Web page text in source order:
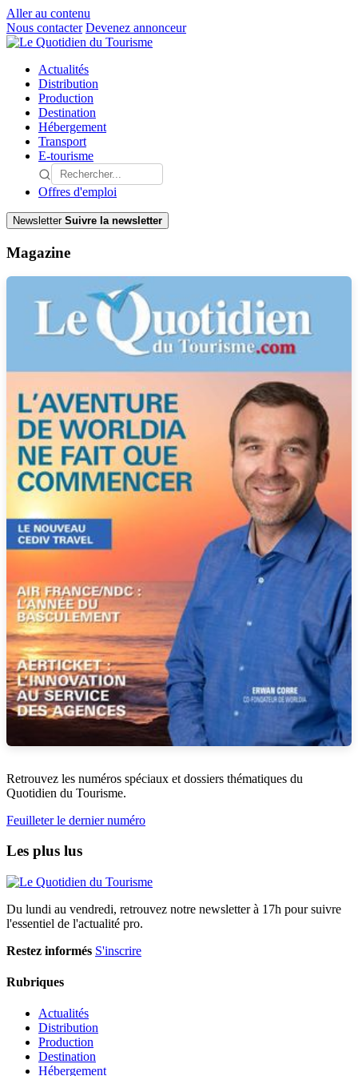
Aller au contenu
Nous contacter Devenez annonceur
Actualités
Distribution
Production
Destination
Hébergement
Transport
E-tourisme
Offres d'emploi
Newsletter Suivre la newsletter
Magazine
Retrouvez les numéros spéciaux et dossiers thématiques du
Quotidien du Tourisme.
Feuilleter le dernier numéro
Les plus lus
Du lundi au vendredi, retrouvez notre newsletter à 17h pour suivre
l'essentiel de l'actualité pro.
Restez informés S'inscrire
Rubriques
Actualités
Distribution
Production
Destination
Hébergement